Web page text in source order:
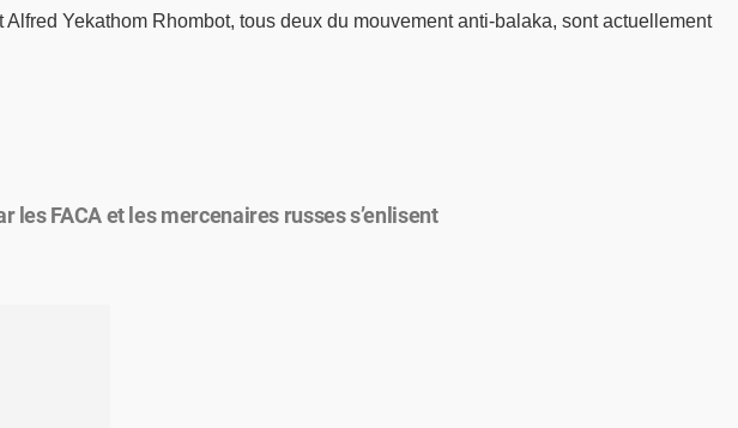
Yekathom Rhombot, tous deux du mouvement anti-balaka, sont actuellement
les FACA et les mercenaires russes s’enlisent